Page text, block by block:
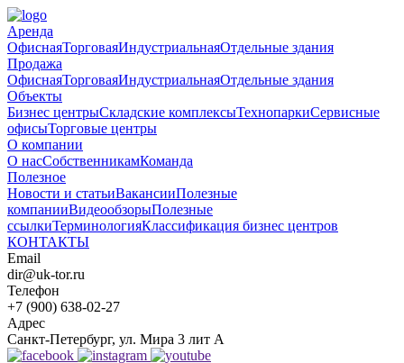
Аренда
ОфиснаяТорговаяИндустриальнаяОтдельные здания
Продажа
ОфиснаяТорговаяИндустриальнаяОтдельные здания
Объекты
Бизнес центрыСкладские комплексыТехнопаркиСервисные
офисыТорговые центры
О компании
О насСобственникамКоманда
Полезное
Новости и статьиВакансииПолезные
компанииВидеообзорыПолезные
ссылкиТерминологияКлассификация бизнес центров
КОНТАКТЫ
Email
dir@uk-tor.ru
Телефон
+7 (900) 638-02-27
Адрес
Санкт-Петербург, ул. Мира 3 лит А